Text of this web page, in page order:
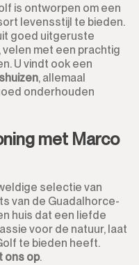
is ontworpen om een
levensstijl te bieden.
goed uitgeruste
, velen met een prachtig
U vindt ook een
, allemaal
onderhouden
met Marco
selectie van
van de Guadalhorce-
huis dat een liefde
voor de natuur, laat
te bieden heeft.
ons op.